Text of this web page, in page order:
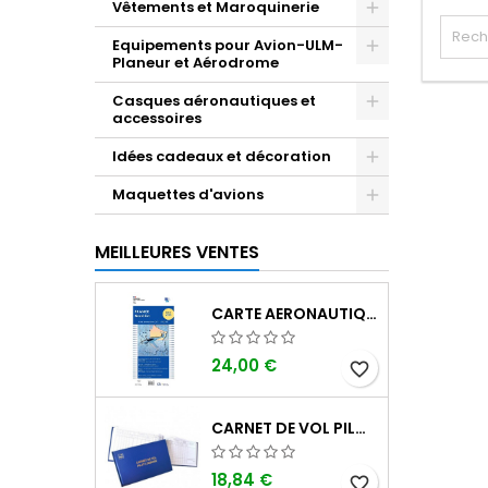
Vêtements et Maroquinerie
Equipements pour Avion-ULM-
Planeur et Aérodrome
Casques aéronautiques et
accessoires
Idées cadeaux et décoration
Maquettes d'avions
MEILLEURES VENTES
CARTE AERONAUTIQUE OACI SIA FRANCE NORD EST 2026 AU 1/500 000
24,00 € favorite_border
CARNET DE VOL PILOTE EASA "AVIONS/HÉLICOPTÈRES" DGAC
18,84 €